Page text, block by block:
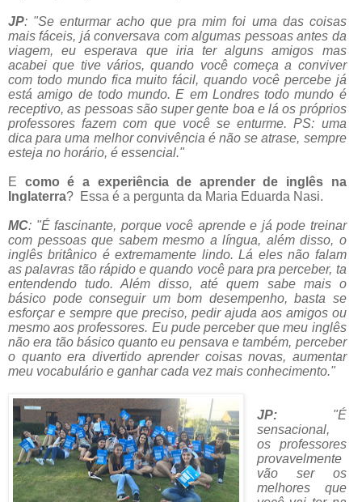
JP: "Se enturmar acho que pra mim foi uma das coisas
mais fáceis, já conversava com algumas pessoas antes da
viagem, eu esperava que iria ter alguns amigos mas
acabei que tive vários, quando você começa a conviver
com todo mundo fica muito fácil, quando você percebe já
está amigo de todo mundo. E em Londres todo mundo é
receptivo, as pessoas são super gente boa e lá os próprios
professores fazem com que você se enturme. PS: uma
dica para uma melhor convivência é não se atrase, sempre
esteja no horário, é essencial."
E como é a experiência de aprender de inglês na
Inglaterra? Essa é a pergunta da Maria Eduarda Nasi.
MC: "É fascinante, porque você aprende e já pode treinar
com pessoas que sabem mesmo a língua, além disso, o
inglês britânico é extremamente lindo. Lá eles não falam
as palavras tão rápido e quando você para pra perceber, ta
entendendo tudo. Além disso, até quem sabe mais o
básico pode conseguir um bom desempenho, basta se
esforçar e sempre que preciso, pedir ajuda aos amigos ou
mesmo aos professores. Eu pude perceber que meu inglês
não era tão básico quanto eu pensava e também, perceber
o quanto era divertido aprender coisas novas, aumentar
meu vocabulário e ganhar cada vez mais conhecimento."
JP: "É
sensacional,
os professores
provavelmente
vão ser os
melhores que